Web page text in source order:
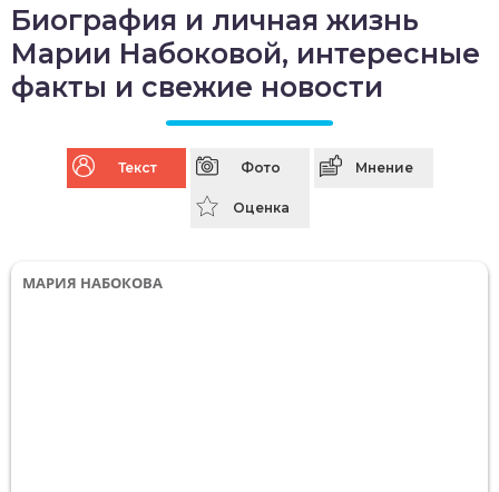
Биография и личная жизнь
Марии Набоковой, интересные
факты и свежие новости
Текст Фото Мнение
Оценка
МАРИЯ НАБОКОВА